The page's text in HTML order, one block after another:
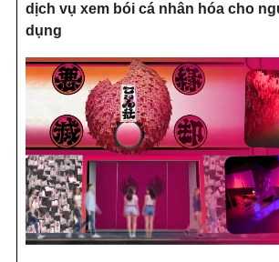
dịch vụ xem bói cá nhân hóa cho
dụng